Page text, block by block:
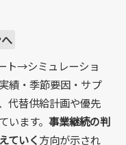
ト→シミュレーショ
績・季節要因・サプ
代替供給計画や優先
います。事業継続の判
ていく方向が示され